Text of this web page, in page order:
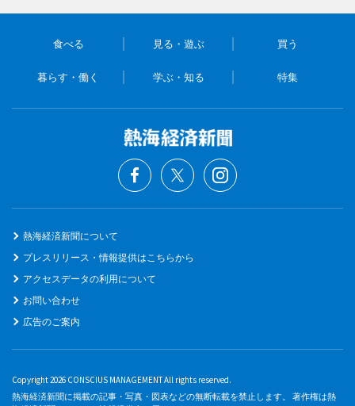
食べる 見る・遊ぶ 買う
暮らす・働く 学ぶ・知る 特集
熱海経済新聞について
プレスリリース・情報提供はこちらから
アクセスデータの利用について
お問い合わせ
広告のご案内
Copyright 2026 CONSCIUS MANAGEMENT All rights reserved.
熱海経済新聞に掲載の記事・写真・図表などの無断転載を禁止します。 著作権は熱